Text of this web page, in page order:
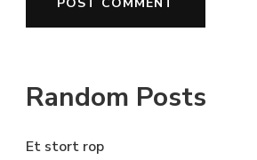
Random Posts
Et stort rop